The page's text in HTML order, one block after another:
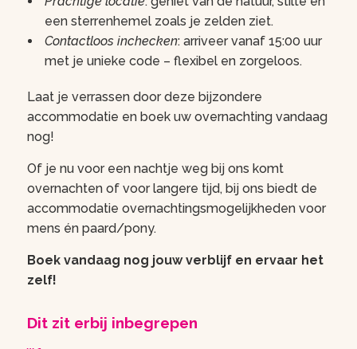
een sterrenhemel zoals je zelden ziet.
Contactloos inchecken: arriveer vanaf 15:00 uur
met je unieke code – flexibel en zorgeloos.
Laat je verrassen door deze bijzondere
accommodatie en boek uw overnachting vandaag
nog!
Of je nu voor een nachtje weg bij ons komt
overnachten of voor langere tijd, bij ons biedt de
accommodatie overnachtingsmogelijkheden voor
mens én paard/pony.
Boek vandaag nog jouw verblijf en ervaar het
zelf!
Dit zit erbij inbegrepen